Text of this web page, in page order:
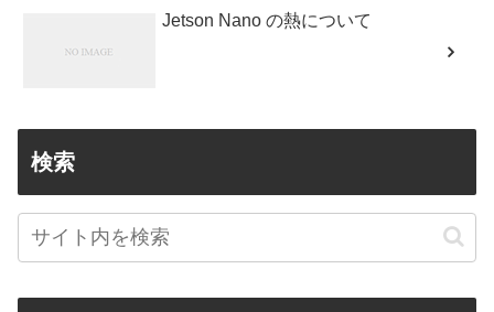
Jetson Nano の熱について
検索